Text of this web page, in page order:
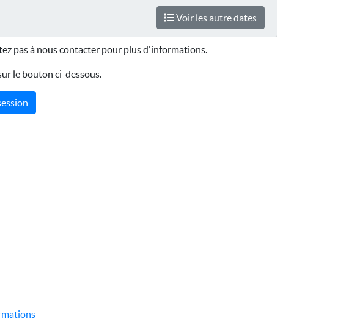
Voir les autre dates
pas à nous contacter pour plus d'informations.
le bouton ci-dessous.